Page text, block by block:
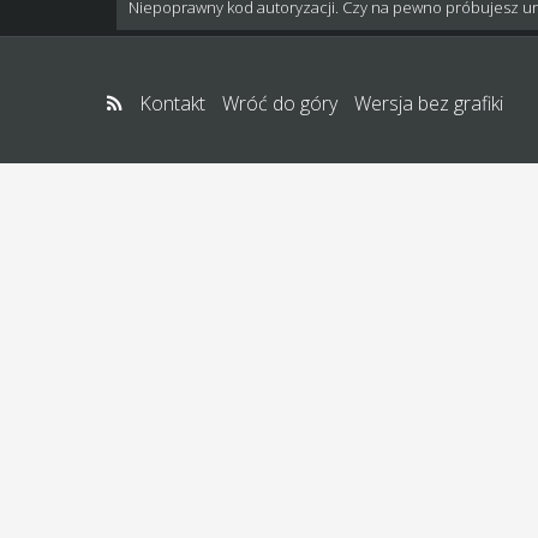
Niepoprawny kod autoryzacji. Czy na pewno próbujesz
Kontakt Wróć do góry Wersja bez grafiki